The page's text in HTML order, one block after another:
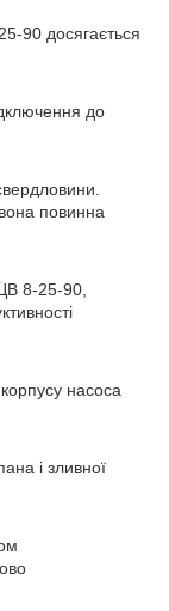
90 досягається
до
повинна
8-25-90,
насоса
і зливної